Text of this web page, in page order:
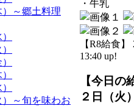
）～郷土料理
）～旬を味わお
・牛乳
【R8給食】
13:40 up!
【今日の
２日（火